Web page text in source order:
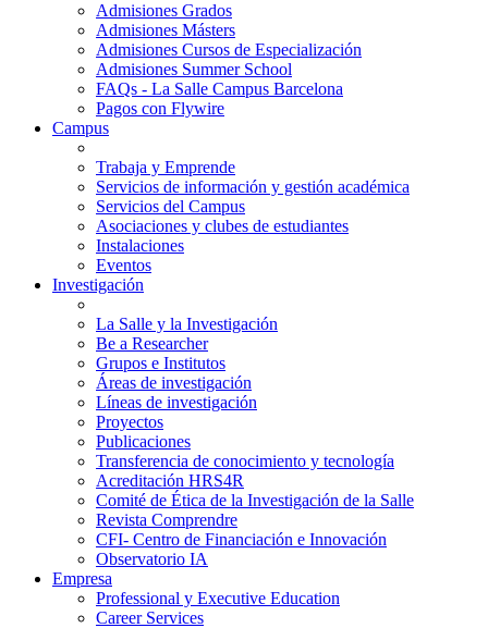
Admisiones Grados
Admisiones Másters
Admisiones Cursos de Especialización
Admisiones Summer School
FAQs - La Salle Campus Barcelona
Pagos con Flywire
Campus
Trabaja y Emprende
Servicios de información y gestión académica
Servicios del Campus
Asociaciones y clubes de estudiantes
Instalaciones
Eventos
Investigación
La Salle y la Investigación
Be a Researcher
Grupos e Institutos
Áreas de investigación
Líneas de investigación
Proyectos
Publicaciones
Transferencia de conocimiento y tecnología
Acreditación HRS4R
Comité de Ética de la Investigación de la Salle
Revista Comprendre
CFI- Centro de Financiación e Innovación
Observatorio IA
Empresa
Professional y Executive Education
Career Services